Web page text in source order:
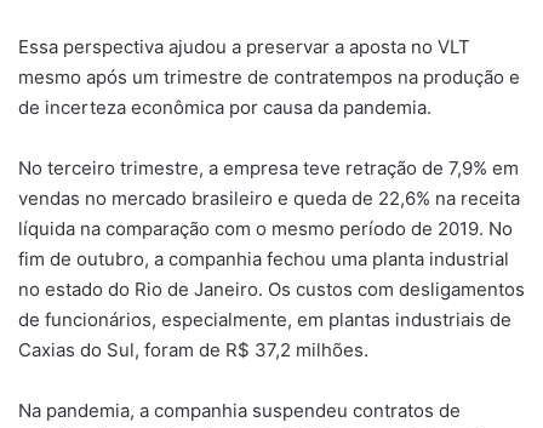
Essa perspectiva ajudou a preservar a aposta no VLT
mesmo após um trimestre de contratempos na produção e
de incerteza econômica por causa da pandemia.
No terceiro trimestre, a empresa teve retração de 7,9% em
vendas no mercado brasileiro e queda de 22,6% na receita
líquida na comparação com o mesmo período de 2019. No
fim de outubro, a companhia fechou uma planta industrial
no estado do Rio de Janeiro. Os custos com desligamentos
de funcionários, especialmente, em plantas industriais de
Caxias do Sul, foram de R$ 37,2 milhões.
Na pandemia, a companhia suspendeu contratos de